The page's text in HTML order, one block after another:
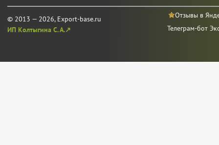
© 2013 — 2026, Export-base.ru
ИП Колтыгина С. А.↗
Отзывы в
Телеграм-бот